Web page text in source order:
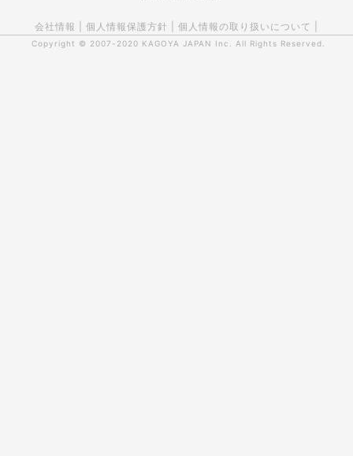
会社情報 個人情報保護方針 個人情報の取り扱いについて
Copyright © 2007-2020 KAGOYA JAPAN Inc. All Rights Reserved.